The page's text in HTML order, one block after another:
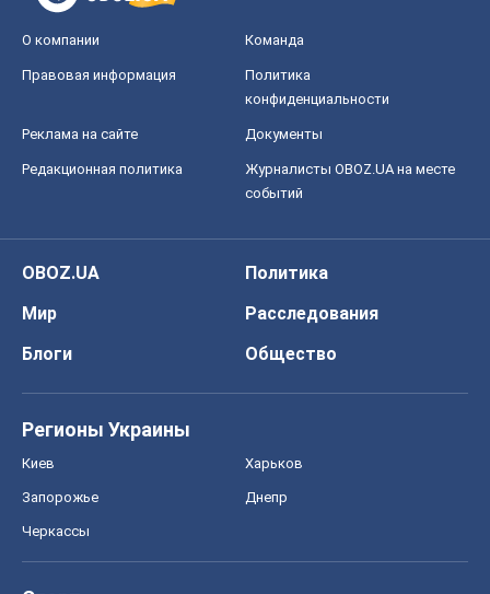
О компании Команда
Правовая информация
Политика
конфиденциальности
Реклама на сайте Документы
Редакционная политика
Журналисты OBOZ.UA на месте
событий
OBOZ.UA
Политика
Мир
Расследования
Блоги
Общество
Регионы Украины
Киев Харьков
Запорожье Днепр
Черкассы